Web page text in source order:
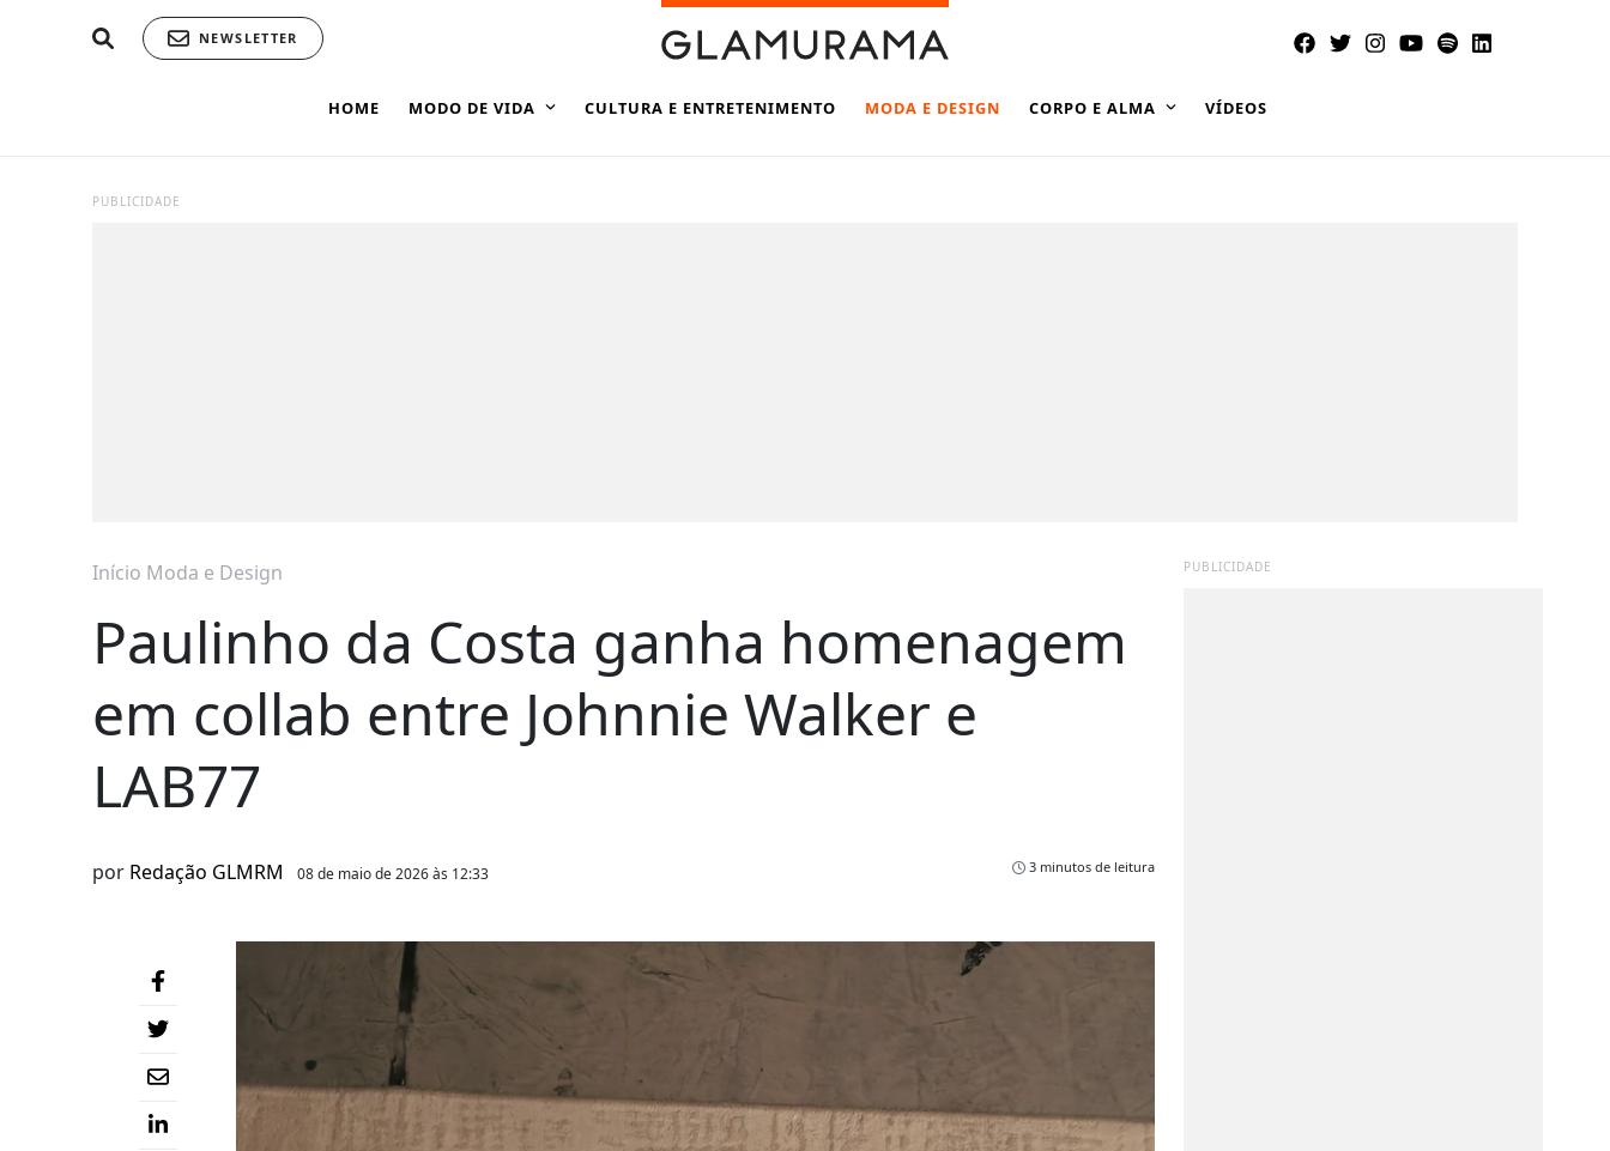
NEWSLETTER
HOME MODO DE VIDA CULTURA E ENTRETENIMENTO MODA E DESIGN CORPO E ALMA VÍDEOS
PUBLICIDADE
Início Moda e Design
Paulinho da Costa ganha homenagem
em collab entre Johnnie Walker e
LAB77
por Redação GLMRM 08 de maio de 2026 às 12:33 3 minutos de leitura
PUBLICIDADE